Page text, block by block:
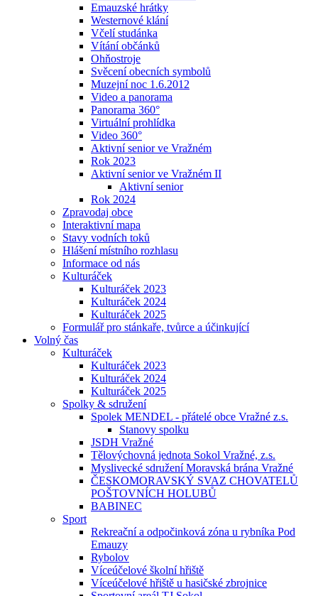
Emauzské hrátky
Westernové klání
Včelí studánka
Vítání občánků
Ohňostroje
Svěcení obecních symbolů
Muzejní noc 1.6.2012
Video a panorama
Panorama 360°
Virtuální prohlídka
Video 360°
Aktivní senior ve Vražném
Rok 2023
Aktivní senior ve Vražném II
Aktivní senior
Rok 2024
Zpravodaj obce
Interaktivní mapa
Stavy vodních toků
Hlášení místního rozhlasu
Informace od nás
Kulturáček
Kulturáček 2023
Kulturáček 2024
Kulturáček 2025
Formulář pro stánkaře, tvůrce a účinkující
Volný čas
Kulturáček
Kulturáček 2023
Kulturáček 2024
Kulturáček 2025
Spolky & sdružení
Spolek MENDEL - přátelé obce Vražné z.s.
Stanovy spolku
JSDH Vražné
Tělovýchovná jednota Sokol Vražné, z.s.
Myslivecké sdružení Moravská brána Vražné
ČESKOMORAVSKÝ SVAZ CHOVATELŮ
POŠTOVNÍCH HOLUBŮ
BABINEC
Sport
Rekreační a odpočinková zóna u rybníka Pod
Emauzy
Rybolov
Víceúčelové školní hřiště
Víceúčelové hřiště u hasičské zbrojnice